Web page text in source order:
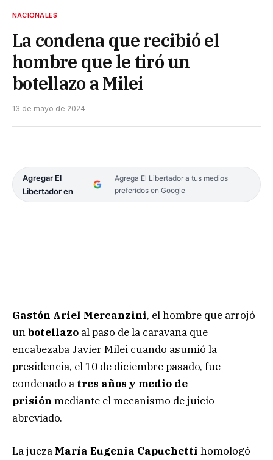
NACIONALES
La condena que recibió el
hombre que le tiró un
botellazo a Milei
13 de mayo de 2024
Agregar El
Libertador en
Agrega El Libertador a tus medios
preferidos en Google
Gastón Ariel Mercanzini, el hombre que arrojó
unbotellazo al paso de la caravana que
encabezaba Javier Milei cuando asumió la
presidencia, el 10 de diciembre pasado, fue
condenado a tres años y medio de
prisión mediante el mecanismo de juicio
abreviado.
La jueza María Eugenia Capuchetti homologó